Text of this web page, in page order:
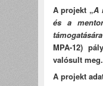
A projekt „A
és a
MPA-12)
valósult meg.
A projekt